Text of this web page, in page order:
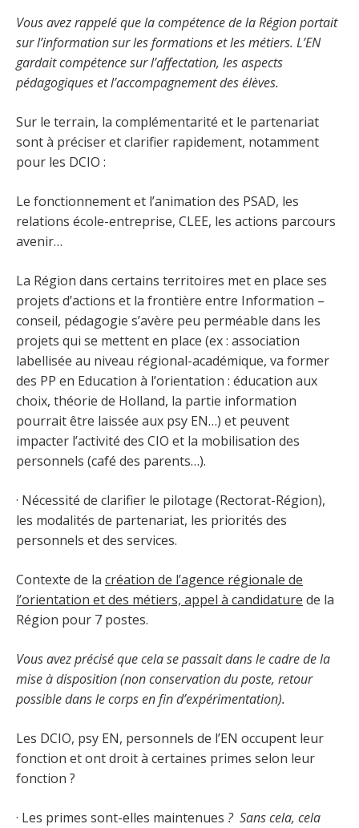
Vous avez rappelé que la compétence de la Région portait
sur l’information sur les formations et les métiers. L’EN
gardait compétence sur l’affectation, les aspects
pédagogiques et l’accompagnement des élèves.
Sur le terrain, la complémentarité et le partenariat
sont à préciser et clarifier rapidement, notamment
pour les DCIO :
Le fonctionnement et l’animation des PSAD, les
relations école-entreprise, CLEE, les actions parcours
avenir…
La Région dans certains territoires met en place ses
projets d’actions et la frontière entre Information –
conseil, pédagogie s’avère peu perméable dans les
projets qui se mettent en place (ex : association
labellisée au niveau régional-académique, va former
des PP en Education à l’orientation : éducation aux
choix, théorie de Holland, la partie information
pourrait être laissée aux psy EN…) et peuvent
impacter l’activité des CIO et la mobilisation des
personnels (café des parents…).
· Nécessité de clarifier le pilotage (Rectorat-Région),
les modalités de partenariat, les priorités des
personnels et des services.
Contexte de la création de l’agence régionale de
l’orientation et des métiers, appel à candidature de la
Région pour 7 postes.
Vous avez précisé que cela se passait dans le cadre de la
mise à disposition (non conservation du poste, retour
possible dans le corps en fin d’expérimentation).
Les DCIO, psy EN, personnels de l’EN occupent leur
fonction et ont droit à certaines primes selon leur
fonction ?
· Les primes sont-elles maintenues ? Sans cela, cela